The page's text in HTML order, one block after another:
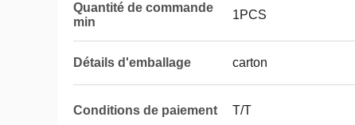
Quantité de commande
min
1PCS
Détails d'emballage carton
Conditions de paiement T/T